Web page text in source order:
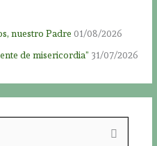
nuestro Padre 01/08/2026
de misericordia” 31/07/2026